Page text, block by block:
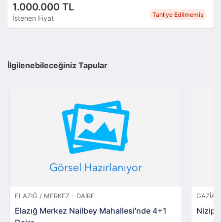
1.000.000 TL
İstenen Fiyat Tahliye Edilmemiş
İlgilenebileceğiniz Tapular
ELAZIĞ / MERKEZ - DAIRE
Elazığ Merkez Nailbey Mahallesi'nde 4+1
Nizip